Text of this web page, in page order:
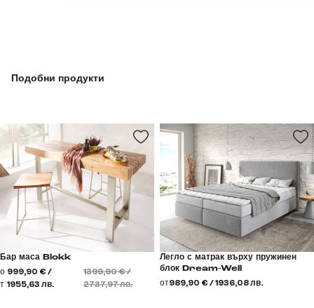
Подобни продукти
Бар маса Blokk
о
т
999,90 € /
1955,63 лв.
1399,90 € /
2737,97 лв.
Легло с матрак върху пружинен
блок Dream-Well
от989,90 € / 1936,08 лв.